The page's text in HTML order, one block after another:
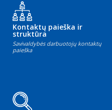
Kontaktų paieška ir
struktūra
Savivaldybės darbuotojų kontaktų
paieška